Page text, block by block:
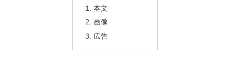
本文
画像
広告